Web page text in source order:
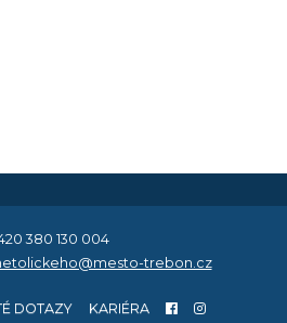
380 130 004
trebon.cz
DOTAZY KARIÉRA